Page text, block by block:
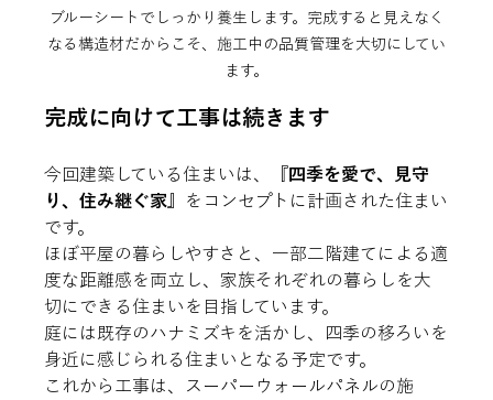
ブルーシートでしっかり養生します。完成すると見えなく
なる構造材だからこそ、施工中の品質管理を大切にしてい
ます。
完成に向けて工事は続きます
今回建築している住まいは、
『四季を愛で、見守
り、住み継ぐ家』
をコンセプトに計画された住まい
です。
ほぼ平屋の暮らしやすさと、一部二階建てによる適
度な距離感を両立し、家族それぞれの暮らしを大
切にできる住まいを目指しています。
庭には既存のハナミズキを活かし、四季の移ろいを
身近に感じられる住まいとなる予定です。
これから工事は、スーパーウォールパネルの施